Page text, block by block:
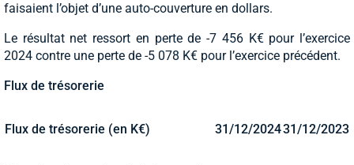
faisaient l’objet d’une auto-couverture en dollars.
Le résultat net ressort en perte de -7 456 K€ pour l’exercice
2024 contre une perte de -5 078 K€ pour l’exercice précédent.
Flux de trésorerie
Flux de trésorerie (en K€) 31/12/202431/12/2023